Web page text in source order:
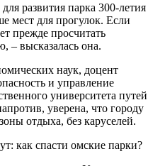
развития парка 300-летия
мест для прогулок. Если
прежде просчитать
– высказалась она.
наук, доцент
и управление
университета путей
уверена, что городу
отдыха, без каруселей.